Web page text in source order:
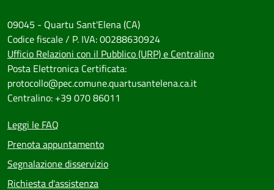
09045 - Quartu Sant'Elena (CA)
Codice fiscale / P. IVA: 00288630924
Ufficio Relazioni con il Pubblico (URP) e Centralino
Posta Elettronica Certificata:
protocollo@pec.comune.quartusantelena.ca.it
Centralino: +39 070 86011
Leggi le FAQ
Prenota appuntamento
Segnalazione disservizio
Richiesta d'assistenza